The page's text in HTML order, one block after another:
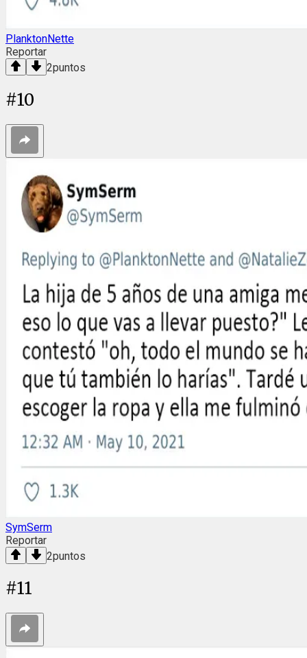
PlanktonNette
Reportar
2puntos
#10
SymSerm
Reportar
2puntos
#11